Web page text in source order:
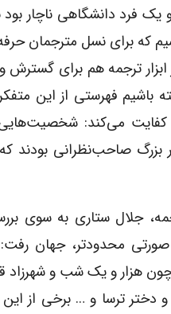
فرد دانشگاهی ناچار
که برای نسل مترجمان
ابزار ترجمه هم برای
باشیم فهرستی از این
می‌کند: شخصیت‌هایی
بزرگ صاحب‌نظرانی بودند
جلال ستاری به سوی
محدودتر، جهان رفت:
هزار و یک شب و شهرزاد
ترسا و … برخی از این